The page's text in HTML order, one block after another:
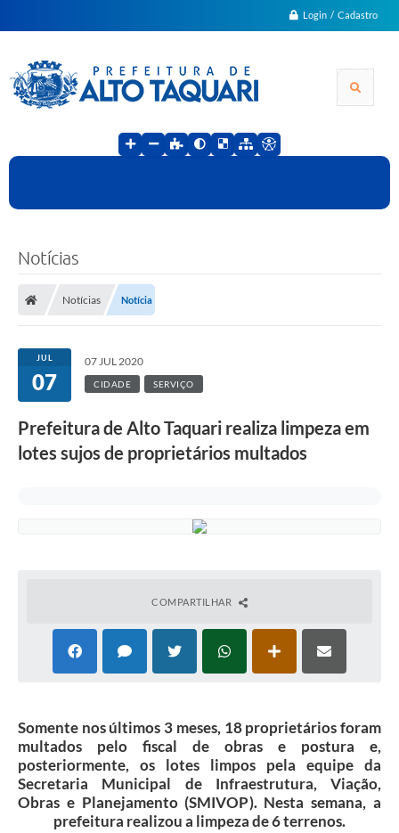
Login / Cadastro
Notícias
Notícias Notícia
JUL
07
07 JUL 2020
CIDADE SERVIÇO
Prefeitura de Alto Taquari realiza limpeza em
lotes sujos de proprietários multados
COMPARTILHAR
Somente nos últimos 3 meses, 18 proprietários foram
multados pelo fiscal de obras e postura e,
posteriormente, os lotes limpos pela equipe da
Secretaria Municipal de Infraestrutura, Viação,
Obras e Planejamento (SMIVOP). Nesta semana, a
prefeitura realizou a limpeza de 6 terrenos.